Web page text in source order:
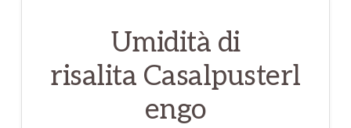
Umidità di
risalita Casalpusterl
engo